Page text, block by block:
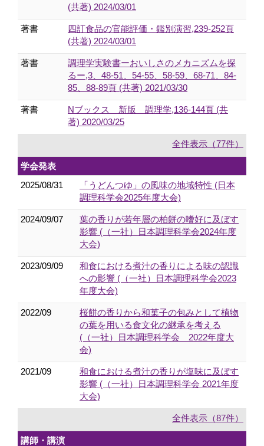
(共著) 2024/03/01
著書
四訂食品の官能評価・鑑別演習,239-252頁
(共著) 2024/03/01
著書
調理学実験書ーおいしさのメカニズムを探
るー,3、48-51、54-55、58-59、68-71、84-
85、88-89頁 (共著) 2021/03/30
著書
Nブックス 新版 調理学,136-144頁 (共
著) 2020/03/25
全件表示（77件）
学会発表
2025/08/31
「うどんつゆ」の風味の地域特性 (日本
調理科学会2025年度大会)
2024/09/07
葉の香りが若年層の柏餅の嗜好に及ぼす
影響 (（一社）日本調理科学会2024年度
大会)
2023/09/09
和食における煮汁の香りによる味の認識
への影響 (（一社）日本調理科学会2023
年度大会)
2022/09
桜餅の香りから和菓子の包みとして植物
の葉を用いる食文化の継承を考える
(（一社）日本調理科学会 2022年度大
会)
2021/09
和食における煮汁の香りが塩味に及ぼす
影響 (（一社）日本調理科学会 2021年度
大会)
全件表示（87件）
講師・講演